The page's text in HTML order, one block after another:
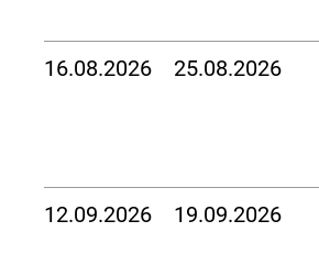
16.08.2026 25.08.2026
12.09.2026 19.09.2026